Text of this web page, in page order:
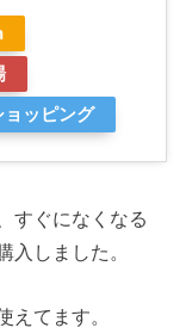
ョッピング
すぐになくなる
入しました。
えてます。